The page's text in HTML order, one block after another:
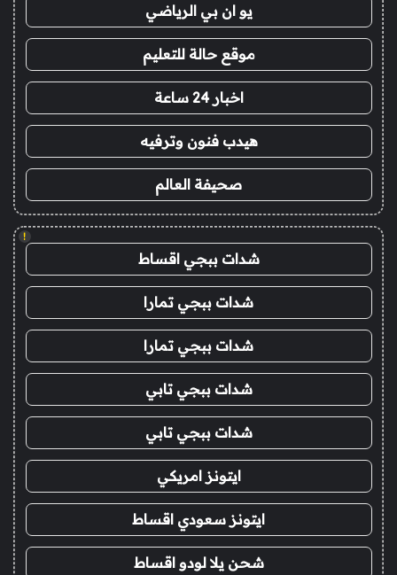
يو ان بي الرياضي
موقع حالة للتعليم
اخبار 24 ساعة
هيدب فنون وترفيه
صحيفة العالم
!
شدات ببجي اقساط
شدات ببجي تمارا
شدات ببجي تمارا
شدات ببجي تابي
شدات ببجي تابي
ايتونز امريكي
ايتونز سعودي اقساط
شحن يلا لودو اقساط